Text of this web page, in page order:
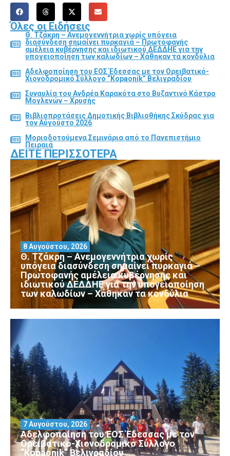
Όλες οι Ειδήσεις
Θ. Τζάκρη – Ανεμογεννήτρια χωρίς υπόγεια
διασύνδεση σημαίνει πυρκαγιά – Πρωτοφανής
αμέλεια κυβέρνησης και ιδιωτικού ΔΕΔΔΗΕ για την
υπογειοποίηση των καλωδίων – Χάθηκαν τα κονδύλια
Αδελφοποίηση του ΕΟΣ Έδεσσας με τον Ορειβατικό-
Χιονοδρομικό Σύλλογο “Kopaonik” Βελιγραδίου
Συναυλία του Ανδρέα Καρακότα στο Βυζαντινό Κάστρο
Μογλενών – Χρυσής
Βιβλιοπροτάσεις Δημοτικής Βιβλιοθήκης Σκύδρας για
τον Αύγούστο 2026
Μοριοδοτούμενα Σεμινάρια από το Πανεπιστήμιο
Πειραιά
ΔΕΊΤΕ ΠΕΡΙΣΣΌΤΕΡΑ
Θ. Τζάκρη – Ανεμογεννήτρια χωρίς
υπόγεια διασύνδεση σημαίνει πυρκαγιά –
Πρωτοφανής αμέλεια κυβέρνησης και
ιδιωτικού ΔΕΔΔΗΕ για την υπογειοποίηση
των καλωδίων – Χάθηκαν τα κονδύλια
8 Αυγούστου, 2026
Αδελφοποίηση του ΕΟΣ Έδεσσας με τον
Ορειβατικό-Χιονοδρομικό Σύλλογο
“Kopaonik” Βελιγραδίου
7 Αυγούστου, 2026